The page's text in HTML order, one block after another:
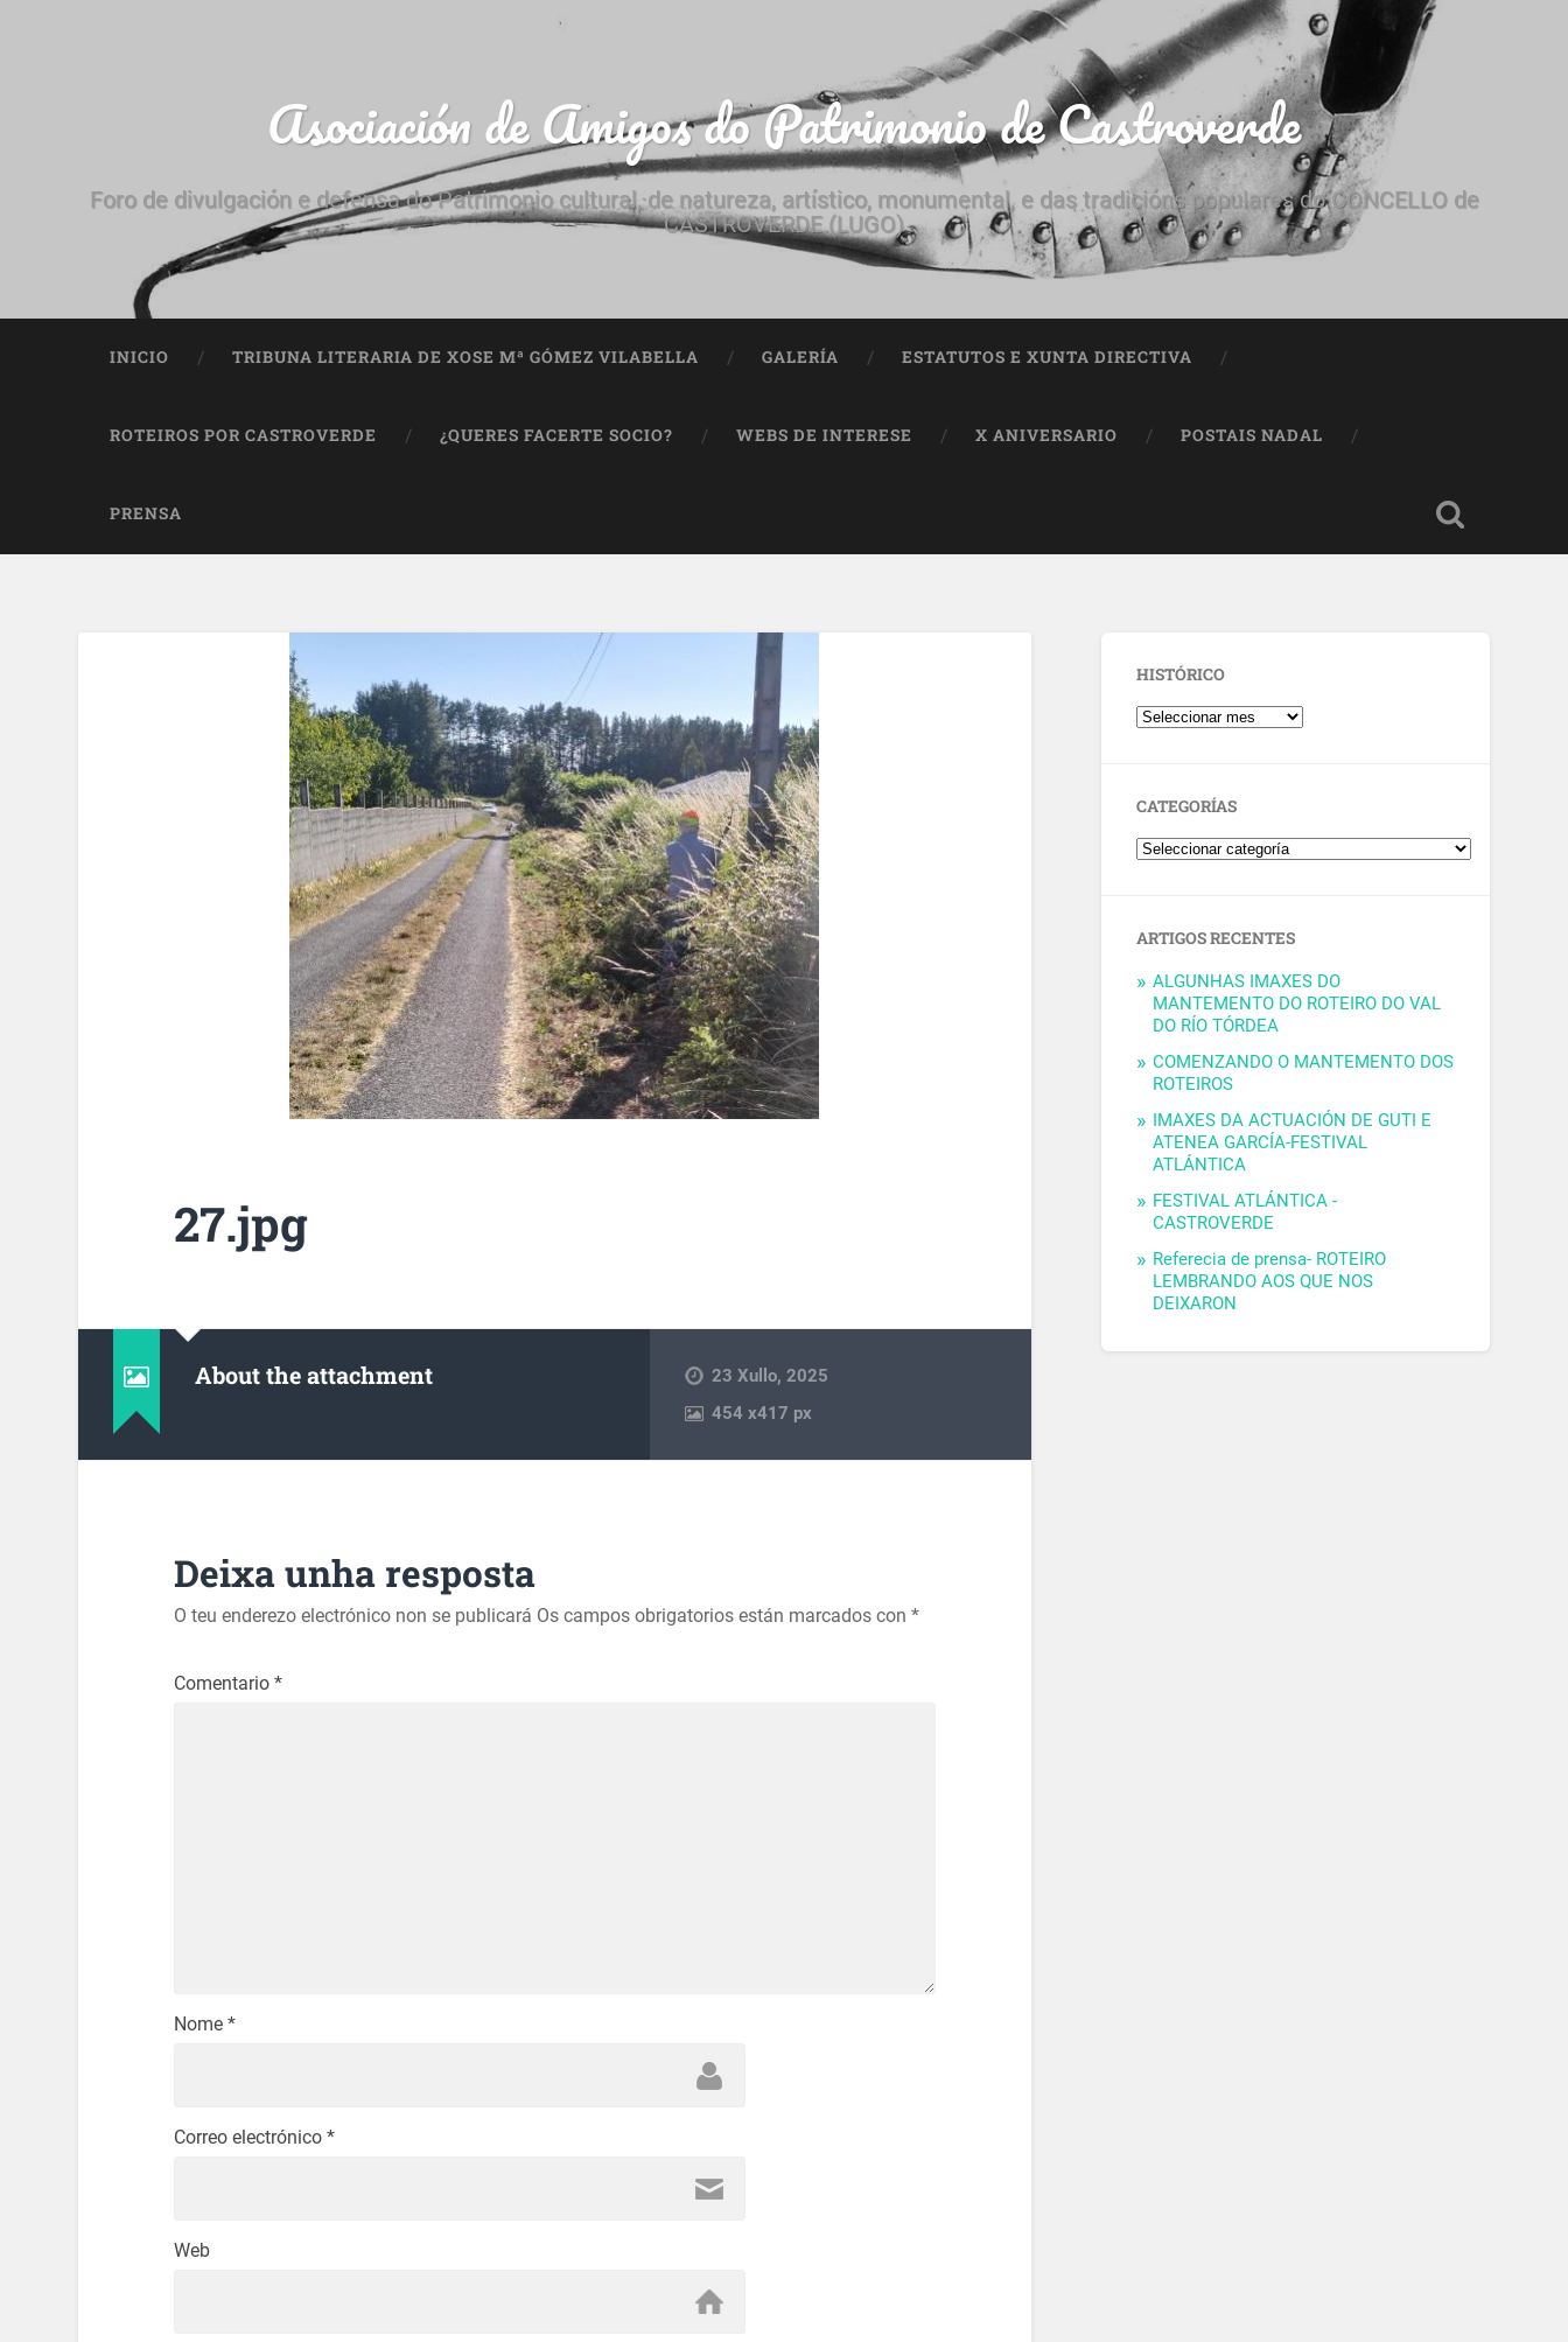
Asociación de Amigos do Patrimonio de Castroverde
Foro de divulgación e defensa do Patrimonio cultural, de natureza, artístico, monumental, e das tradicións populares do CONCELLO de
CASTROVERDE (LUGO)
INICIO TRIBUNA LITERARIA DE XOSE Mª GÓMEZ VILABELLA GALERÍA ESTATUTOS E XUNTA DIRECTIVA
ROTEIROS POR CASTROVERDE ¿QUERES FACERTE SOCIO? WEBS DE INTERESE X ANIVERSARIO POSTAIS NADAL
PRENSA
27.jpg
About the attachment
23 Xullo, 2025
454x417 px
Deixa unha resposta
O teu enderezo electrónico non se publicará Os campos obrigatorios están marcados con *
Comentario *
Nome *
Correo electrónico *
Web
HISTÓRICO
CATEGORÍAS
ARTIGOS RECENTES
ALGUNHAS IMAXES DO
MANTEMENTO DO ROTEIRO DO VAL
DO RÍO TÓRDEA
COMENZANDO O MANTEMENTO DOS
ROTEIROS
IMAXES DA ACTUACIÓN DE GUTI E
ATENEA GARCÍA-FESTIVAL
ATLÁNTICA
FESTIVAL ATLÁNTICA -
CASTROVERDE
Referecia de prensa- ROTEIRO
LEMBRANDO AOS QUE NOS
DEIXARON